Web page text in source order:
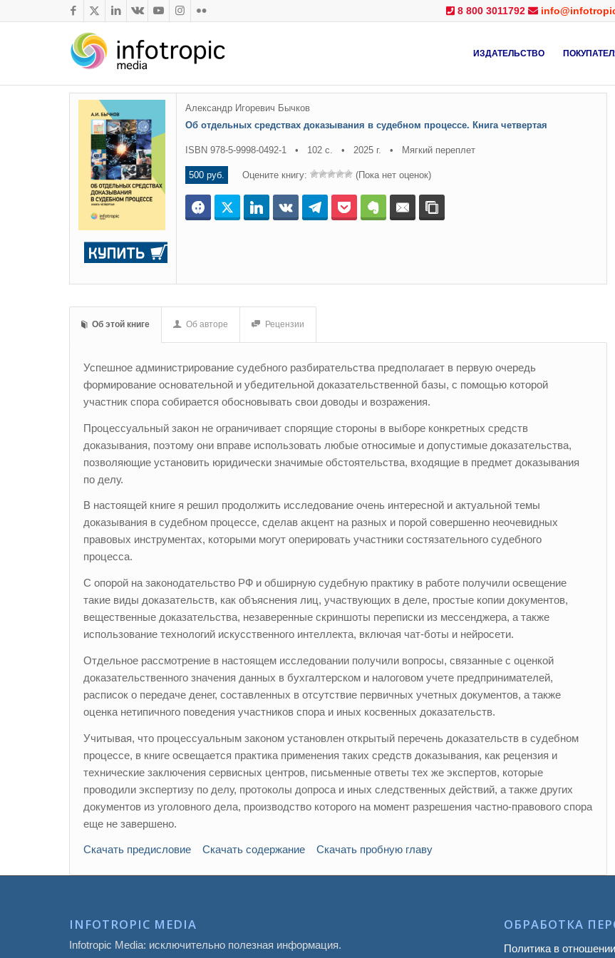
8 800 3011792
ИЗДАТЕЛЬСТВО
Александр Игоревич Бычков
Об отдельных средствах доказывания в судебном процессе. Книга четвертая
ISBN 978-5-9998-0492-1 • 102 с. • 2025 г. • Мягкий переплет
500 руб. Оцените книгу: (Пока нет оценок)
FacebookTwitter LinkedInВКонтактеTelegramPocket EvernoteE-mail
Об этой книге Об авторе Рецензии
Успешное администрирование судебного разбирательства предполагает в первую очередь
формирование основательной и убедительной доказательственной базы, с помощью которой
участник спора собирается обосновывать свои доводы и возражения.
Процессуальный закон не ограничивает спорящие стороны в выборе конкретных средств
доказывания, поэтому они вправе использовать любые относимые и допустимые доказательства,
позволяющие установить юридически значимые обстоятельства, входящие в предмет доказывания
по делу.
В настоящей книге я решил продолжить исследование очень интересной и актуальной темы
доказывания в судебном процессе, сделав акцент на разных и порой совершенно неочевидных
правовых инструментах, которыми могут оперировать участники состязательного судебного
процесса.
С опорой на законодательство РФ и обширную судебную практику в работе получили освещение
такие виды доказательств, как объяснения лиц, участвующих в деле, простые копии документов,
вещественные доказательства, незаверенные скриншоты переписки из мессенджера, а также
использование технологий искусственного интеллекта, включая чат-боты и нейросети.
Отдельное рассмотрение в настоящем исследовании получили вопросы, связанные с оценкой
доказательственного значения данных в бухгалтерском и налоговом учете предпринимателей,
расписок о передаче денег, составленных в отсутствие первичных учетных документов, а также
оценка нетипичного поведения участников спора и иных косвенных доказательств.
Учитывая, что процессуальным законом установлен открытый перечень доказательств в судебном
процессе, в книге освещается практика применения таких средств доказывания, как рецензия и
технические заключения сервисных центров, письменные ответы тех же экспертов, которые
проводили экспертизу по делу, протоколы допроса и иных следственных действий, а также других
документов из уголовного дела, производство которого на момент разрешения частно-правового спора
еще не завершено.
Скачать предисловие Скачать содержание Скачать пробную главу
INFOTROPIC MEDIA
Infotropic Media: исключительно полезная информация.
ОБРАБОТКА
Политика в